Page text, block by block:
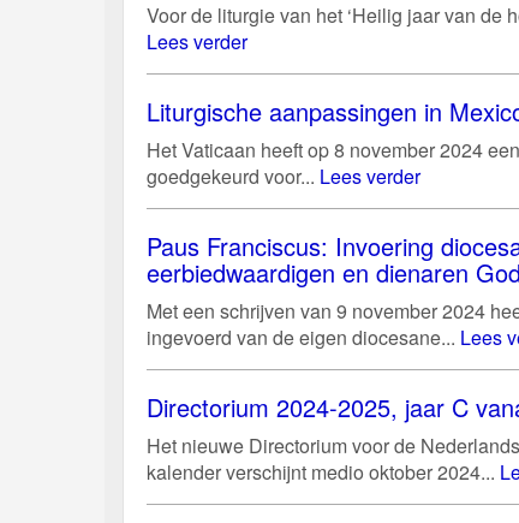
Voor de liturgie van het ‘Heilig jaar van de
Lees verder
Liturgische aanpassingen in
Het Vaticaan heeft op 8 november 2024
goedgekeurd voor... Lees verder
Paus Franciscus: Invoering
eerbiedwaardigen en dienaren
Met een schrijven van 9 november 2024
ingevoerd van de eigen diocesane... Lees
Directorium 2024-2025, jaar C
Het nieuwe Directorium voor de
kalender verschijnt medio oktober 2024...